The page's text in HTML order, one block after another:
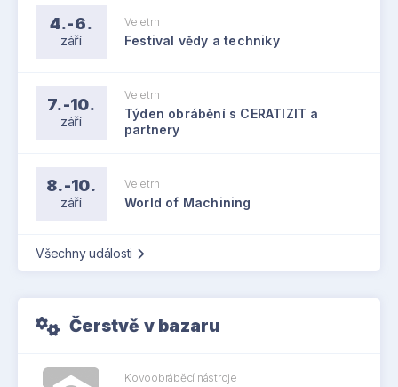
4.-6.
září
Veletrh
Festival vědy a techniky
7.-10.
září
Veletrh
Týden obrábění s CERATIZIT a
partnery
8.-10.
září
Veletrh
World of Machining
Všechny události
Čerstvě v bazaru
Kovoobráběcí nástroje